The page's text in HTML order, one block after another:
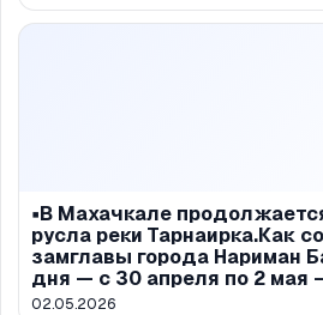
▪️В Махачкале
русла реки Тарнаирка.Как
замглавы города Нариман
дня — с 30 апреля по 2 мая
02.05.2026